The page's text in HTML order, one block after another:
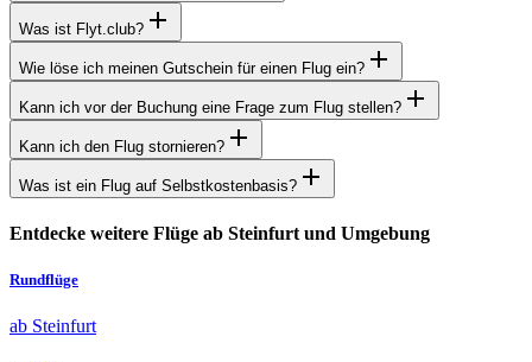
Was ist Flyt.club?
Wie löse ich meinen Gutschein für einen Flug ein?
Kann ich vor der Buchung eine Frage zum Flug stellen?
Kann ich den Flug stornieren?
Was ist ein Flug auf Selbstkostenbasis?
Entdecke weitere Flüge ab Steinfurt und Umgebung
Rundflüge
ab Steinfurt